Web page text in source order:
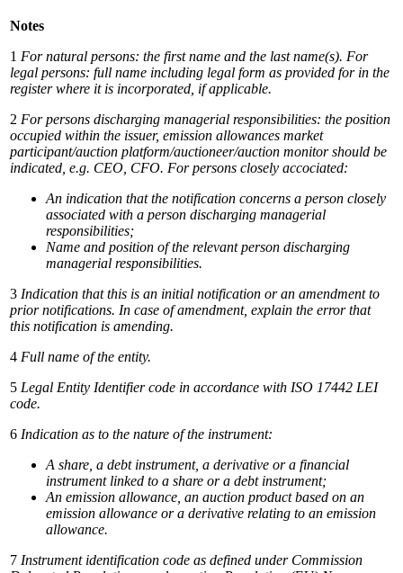
Notes
1 For natural persons: the first name and the last name(s). For
legal persons: full name including legal form as provided for in the
register where it is incorporated, if applicable.
2 For persons discharging managerial responsibilities: the position
occupied within the issuer, emission allowances market
participant/auction platform/auctioneer/auction monitor should be
indicated, e.g. CEO, CFO. For persons closely accociated:
An indication that the notification concerns a person closely
associated with a person discharging managerial
responsibilities;
Name and position of the relevant person discharging
managerial responsibilities.
3 Indication that this is an initial notification or an amendment to
prior notifications. In case of amendment, explain the error that
this notification is amending.
4 Full name of the entity.
5 Legal Entity Identifier code in accordance with ISO 17442 LEI
code.
6 Indication as to the nature of the instrument:
A share, a debt instrument, a derivative or a financial
instrument linked to a share or a debt instrument;
An emission allowance, an auction product based on an
emission allowance or a derivative relating to an emission
allowance.
7 Instrument identification code as defined under Commission